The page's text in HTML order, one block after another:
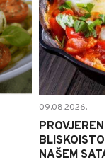
09.08.2026.
NAŠEM